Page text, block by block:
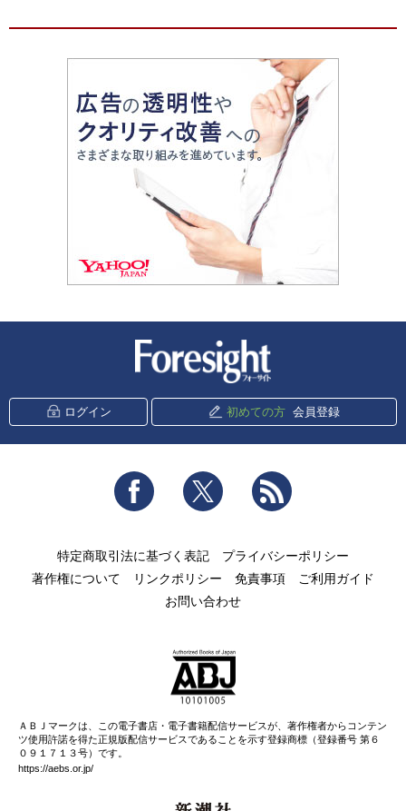
ログイン 初めての方 会員登録
Facebook Twitter
特定商取引法に基づく表記
プライバシーポリシー
著作権について
リンクポリシー 免責事項
ご利用ガイド
お問い合わせ
ＡＢＪマークは、この電子書店・電子書籍配信サービスが、著作権者からコンテン
ツ使用許諾を得た正規版配信サービスであることを示す登録商標（登録番号 第６
０９１７１３号）です。
https://aebs.or.jp/